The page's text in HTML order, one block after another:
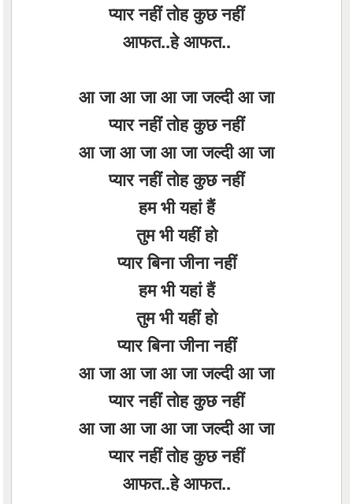
प्यार नहीं तोह कुछ नहीं
आफत..हे आफत..
आ जा आ जा आ जा जल्दी आ जा
प्यार नहीं तोह कुछ नहीं
आ जा आ जा आ जा जल्दी आ जा
प्यार नहीं तोह कुछ नहीं
हम भी यहां हैं
तुम भी यहीं हो
प्यार बिना जीना नहीं
हम भी यहां हैं
तुम भी यहीं हो
प्यार बिना जीना नहीं
आ जा आ जा आ जा जल्दी आ जा
प्यार नहीं तोह कुछ नहीं
आ जा आ जा आ जा जल्दी आ जा
प्यार नहीं तोह कुछ नहीं
आफत..हे आफत..